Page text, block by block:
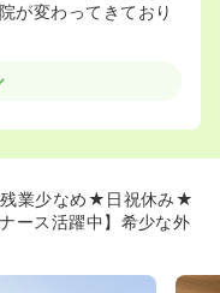
が変わってきており
≫
おります★≫
広く、20代～70代
業少なめ★日祝休み★
ース活躍中】希少な外